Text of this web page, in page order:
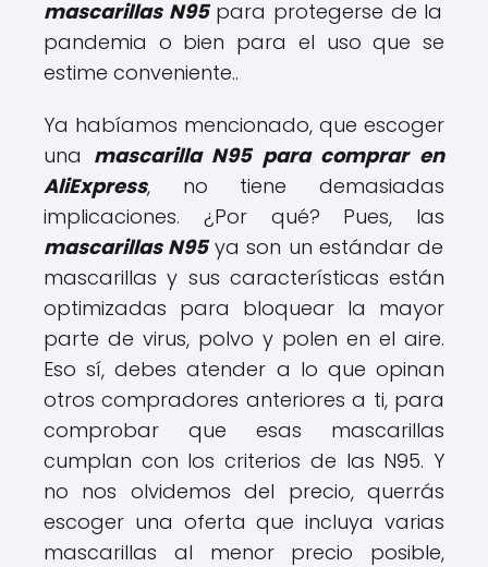
mascarillas N95para protegerse de la
pandemia o bien para el uso que se
estime conveniente..
Ya habíamos mencionado, que escoger
una mascarilla N95 para comprar en
AliExpress, no tiene demasiadas
implicaciones. ¿Por qué? Pues, las
mascarillas N95ya son un estándar de
mascarillas y sus características están
optimizadas para bloquear la mayor
parte de virus, polvo y polen en el aire.
Eso sí, debes atender a lo que opinan
otros compradores anteriores a ti, para
comprobar que esas mascarillas
cumplan con los criterios de las N95. Y
no nos olvidemos del precio, querrás
escoger una oferta que incluya varias
mascarillas al menor precio posible,